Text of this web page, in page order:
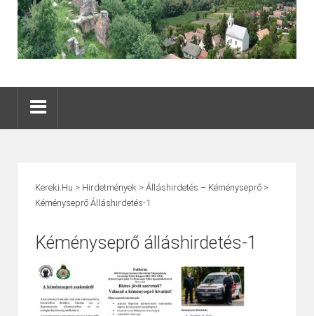
Kereki.hu > Hirdetmények > Álláshirdetés – Kéményseprő >
Kéményseprő Álláshirdetés-1
Kéményseprő álláshirdetés-1